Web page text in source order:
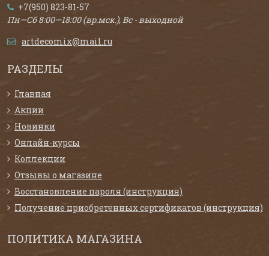
+7(950) 823-81-57
Пн—Сб 8:00—18:00 (вр.мск.), Вс - выходной
artdecomix@mail.ru
РАЗДЕЛЫ
Главная
Акции
Новинки
Онлайн-курсы
Коллекции
Отзывы о магазине
Восстановление пароля (инструкция)
Получение приобретенных сертификатов (инструкция)
ПОЛИТИКА МАГАЗИНА